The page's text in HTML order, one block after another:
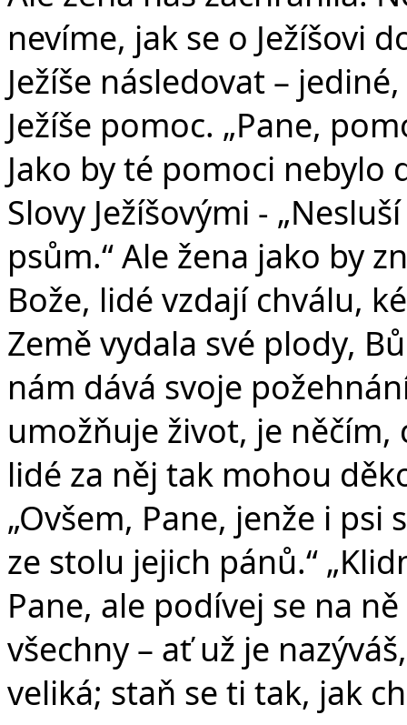
nevíme, jak se o Ježíšovi
Ježíše následovat –
Ježíše pomoc. „Pane,
Jako by té pomoci
Slovy Ježíšovými -
psům.“ Ale žena jako by
Bože, lidé vzdají chválu,
Země vydala své plody,
nám dává svoje
umožňuje život, je něčím,
lidé za něj tak mohou
„Ovšem, Pane, jenže i
ze stolu jejich pánů.“
Pane, ale podívej se na
všechny – ať už je
veliká; staň se ti tak, jak